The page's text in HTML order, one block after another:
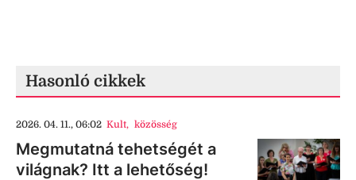
Hasonló cikkek
2026. 04. 11., 06:02 Kult, közösség
Megmutatná tehetségét a
világnak? Itt a lehetőség!